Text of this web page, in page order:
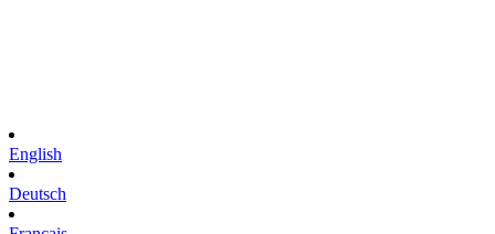
English
Deutsch